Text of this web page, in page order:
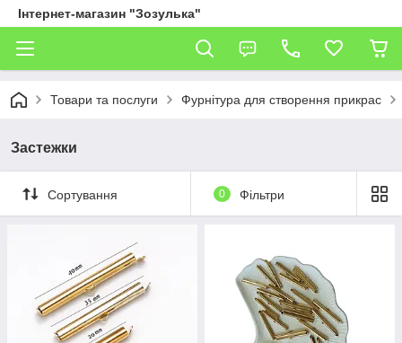
Інтернет-магазин "Зозулька"
Товари та послуги Фурнітура для створення прикрас
Застежки
Сортування 0 Фільтри